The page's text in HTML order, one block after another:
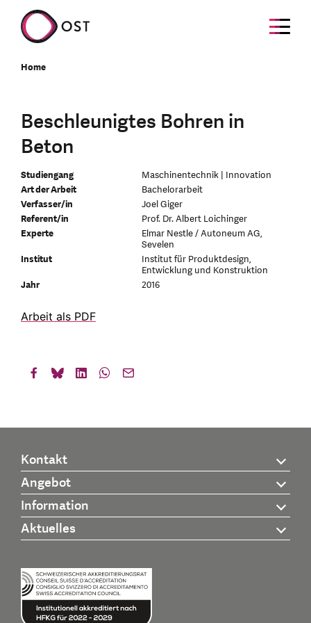
Home
Beschleunigtes Bohren in
Beton
Studiengang
Maschinentechnik | Innovation
Art der Arbeit
Bachelorarbeit
Verfasser/in
Joel Giger
Referent/in
Prof. Dr. Albert Loichinger
Experte
Elmar Nestle / Autoneum AG,
Sevelen
Institut
Institut für Produktdesign,
Entwicklung und Konstruktion
Jahr
2016
Arbeit als PDF
Kontakt
Angebot
Information
Aktuelles